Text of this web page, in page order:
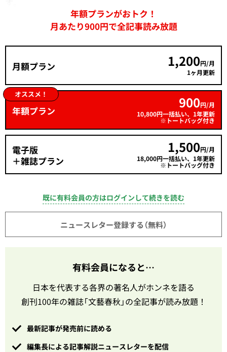
年額プランがおトク！
月あたり900円で全記事読み放題
月額プラン 1,200円/月
1ヶ月更新
オススメ！
年額プラン 900円/月
10,800円一括払い、1年更新
※トートバッグ付き
電子版
＋雑誌プラン
1,500円/月
18,000円一括払い、1年更新
※トートバッグ付き
既に有料会員の方はログインして続きを読む
ニュースレター登録する（無料）
有料会員になると…
日本を代表する各界の著名人がホンネを語る
創刊100年の雑誌「文藝春秋」の全記事が読み放題！
最新記事が発売前に読める
編集長による記事解説ニュースレターを配信